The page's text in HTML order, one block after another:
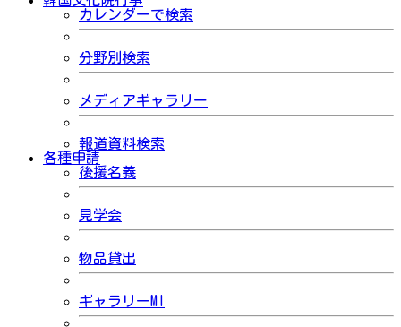
カレンダーで検索
分野別検索
メディアギャラリー
報道資料検索
各種申請
後援名義
見学会
物品貸出
ギャラリーMI